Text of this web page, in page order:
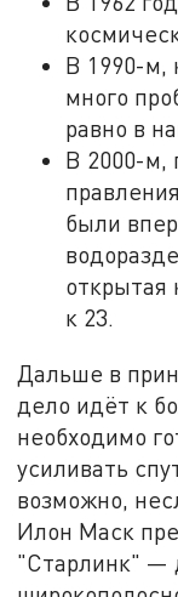
В 1990-м,
много
равно в
В 2000-м,
были
открытая
к 23.
Дальше в
дело идёт к
необходимо
усиливать
возможно,
Илон Маск
"Старлинк" —